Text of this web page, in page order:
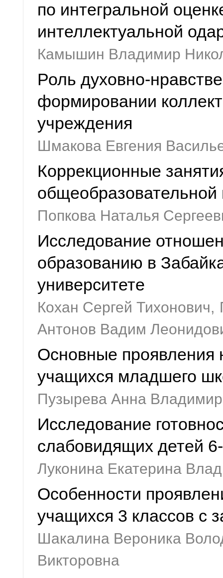
по интегральной
интеллектуальной
Камышин Владимир
Роль духовно-
формировании
учреждения
Шмакова Евгения
Коррекционные
общеобразовательной
Попкова Наталья
Исследование
образованию в
университете
Кохан Сергей Тихонович,
Антонов Вадим
Основные проявления
учащихся младшего
Пузырева Анна
Исследование
слабовидящих детей
Луконина Екатерина
Особенности
учащихся 3 классов с
Шакалина Вероника
Викторовна